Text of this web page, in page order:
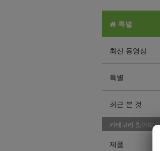
특별
최신 동영상
특별
최근 본 것
카테고리 찾아보기
제품